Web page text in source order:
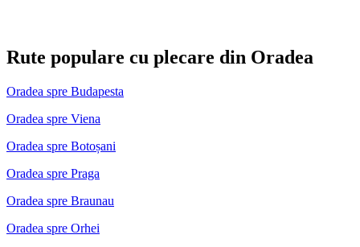
Rute populare cu plecare din Oradea
Oradea spre Budapesta
Oradea spre Viena
Oradea spre Botoșani
Oradea spre Praga
Oradea spre Braunau
Oradea spre Orhei